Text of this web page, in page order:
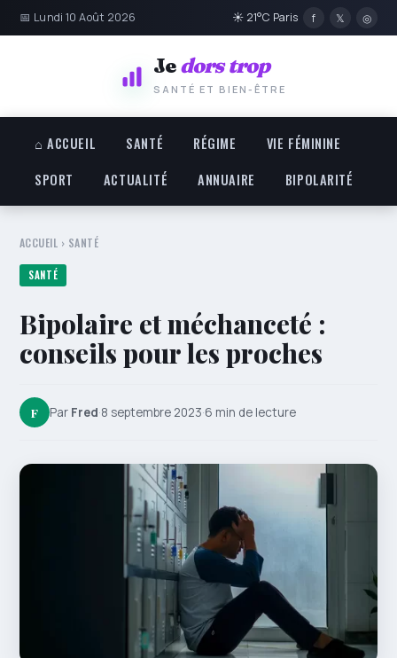
📅 Lundi 10 Août 2026 ☀ 21°C Paris f 𝕏 ◎
Jedors trop
SANTÉ ET BIEN-ÊTRE
⌂ ACCUEIL SANTÉ RÉGIME
VIE FÉMININE
SPORT
ACTUALITÉ ANNUAIRE BIPOLARITÉ
ACCUEIL › SANTÉ
SANTÉ
Bipolaire et méchanceté :
conseils pour les proches
F Par Fred·8 septembre 2023·6 min de lecture